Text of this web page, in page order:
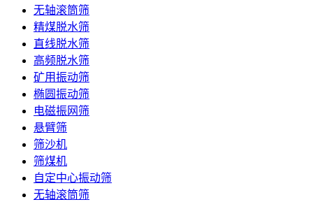
无轴滚筒筛
精煤脱水筛
直线脱水筛
高频脱水筛
矿用振动筛
椭圆振动筛
电磁振网筛
悬臂筛
筛沙机
筛煤机
自定中心振动筛
无轴滚筒筛